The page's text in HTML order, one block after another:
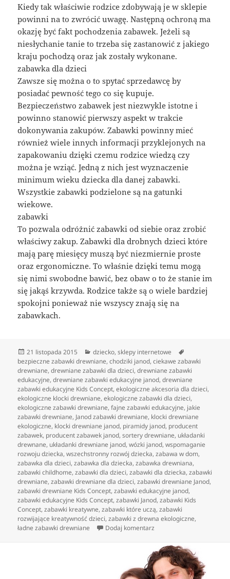
Kiedy tak właściwie rodzice zdobywają je w sklepie
powinni na to zwrócić uwagę. Następną ochroną ma
okazję być fakt pochodzenia zabawek. Jeżeli są
niesłychanie tanie to trzeba się zastanowić z jakiego
kraju pochodzą oraz jak zostały wykonane.
zabawka dla dzieci
Zawsze się można o to spytać sprzedawcę by
posiadać pewność tego co się kupuje.
Bezpieczeństwo zabawek jest niezwykle istotne i
powinno stanowić pierwszy aspekt w trakcie
dokonywania zakupów. Zabawki powinny mieć
również wiele innych informacji przyklejonych na
zapakowaniu dzięki czemu rodzice wiedzą czy
można je wziąć. Jedną z nich jest wyznaczenie
minimum wieku dziecka dla danej zabawki.
Wszystkie zabawki podzielone są na gatunki
wiekowe.
zabawki
To pozwala odróżnić zabawki od siebie oraz zrobić
właściwy zakup. Zabawki dla drobnych dzieci które
mają parę miesięcy muszą być niezmiernie proste
oraz ergonomiczne. To właśnie dzięki temu mogą
się nimi swobodne bawić, bez obaw o to że stanie im
się jakąś krzywda. Rodzice także są o wiele bardziej
spokojni ponieważ nie wszyscy znają się na
zabawkach.
Data
publikacji
21 listopada 2015 Kategorie
dziecko,sklepy internetowe
bezpieczne zabawki drewniane,chodziki janod,ciekawe zabawki
drewniane,drewniane zabawki dla dzieci,drewniane zabawki
edukacyjne,drewniane zabawki edukacyjne janod,drewniane
zabawki edukacyjne Kids Concept,ekologiczne akcesoria dla dzieci,
ekologiczne klocki drewniane,ekologiczne zabawki dla dzieci,
ekologiczne zabawki drewniane,fajne zabawki edukacyjne, jakie
zabawki drewniane, Janod zabawki drewniane, klocki drewniane
ekologiczne, klocki drewniane janod, piramidy janod, producent
zabawek, producent zabawek janod,sortery drewniane, układanki
drewnane, układanki drewniane janod,wózki janod,wspomaganie
rozwoju dziecka,wszechstronny rozwój dziecka,zabawa w dom,
zabawka dla dzieci,zabawka dla dziecka,zabawka drewniana,
zabawki childhome,zabawki dla dzieci,zabawki dla dziecka,zabawki
drewniane,zabawki drewniane dla dzieci,zabawki drewniane Janod,
zabawki drewniane Kids Concept,zabawki edukacyjne janod,
zabawki edukacyjne Kids Concept,zabawki Janod,zabawki Kids
Concept,zabawki kreatywne,zabawki które uczą,zabawki
rozwijające kreatywność dzieci,zabawki z drewna ekologiczne,
ładne zabawki drewniane
Dodaj komentarz